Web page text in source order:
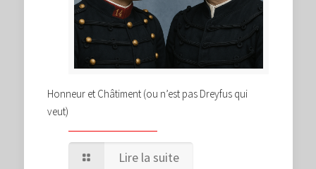
Honneur et Châtiment (ou n’est pas Dreyfus qui
veut)
Lire la suite